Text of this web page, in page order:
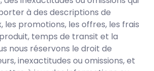
à des descriptions de
les promotions, les offres, les frais
temps de transit et la
nous réservons le droit de
inexactitudes ou omissions, et